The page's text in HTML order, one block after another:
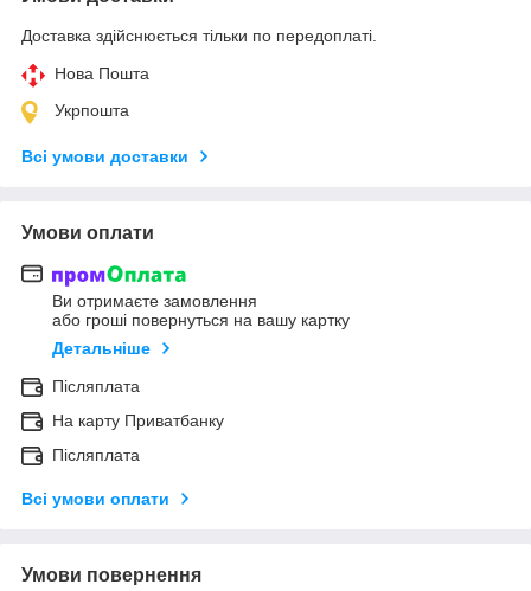
Доставка здійснюється тільки по передоплаті.
Нова Пошта
Укрпошта
Всі умови доставки
Умови оплати
Ви отримаєте замовлення
або гроші повернуться на вашу картку
Детальніше
Післяплата
На карту Приватбанку
Післяплата
Всі умови оплати
Умови повернення